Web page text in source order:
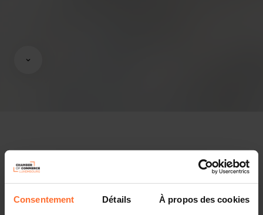
Consentement Détails À propos des cookies
Avis & législation
Infos pratiques